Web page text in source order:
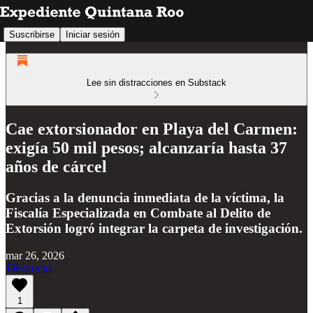
Suscribirse Iniciar sesión
Lee sin distracciones en Substack
Cae extorsionador en Playa del Carmen:
exigía 50 mil pesos; alcanzaría hasta 37
años de cárcel
Gracias a la denuncia inmediata de la víctima, la
Fiscalía Especializada en Combate al Delito de
Extorsión logró integrar la carpeta de investigación.
mar 26, 2026
Escucha
1